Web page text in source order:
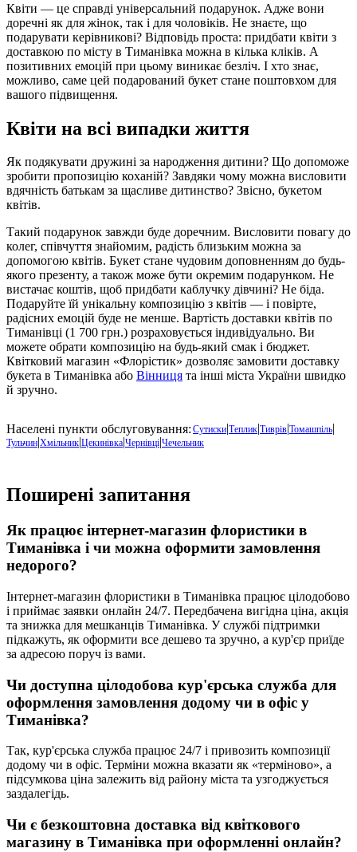
Квіти — це справді універсальний подарунок. Адже вони
доречні як для жінок, так і для чоловіків. Не знаєте, що
подарувати керівникові? Відповідь проста: придбати квіти з
доставкою по місту в Тиманівка можна в кілька кліків. А
позитивних емоцій при цьому виникає безліч. І хто знає,
можливо, саме цей подарований букет стане поштовхом для
вашого підвищення.
Квіти на всі випадки життя
Як подякувати дружині за народження дитини? Що допоможе
зробити пропозицію коханій? Завдяки чому можна висловити
вдячність батькам за щасливе дитинство? Звісно, букетом
квітів.
Такий подарунок завжди буде доречним. Висловити повагу до
колег, співчуття знайомим, радість близьким можна за
допомогою квітів. Букет стане чудовим доповненням до будь-
якого презенту, а також може бути окремим подарунком. Не
вистачає коштів, щоб придбати каблучку дівчині? Не біда.
Подаруйте їй унікальну композицію з квітів — і повірте,
радісних емоцій буде не менше. Вартість доставки квітів по
Тиманівці (1 700 грн.) розраховується індивідуально. Ви
можете обрати композицію на будь-який смак і бюджет.
Квітковий магазин «Флорістик» дозволяє замовити доставку
букета в Тиманівка або Вінниця та інші міста України швидко
й зручно.
Населені пункти обслуговування: Сутиски Теплик Тиврів Томашпіль
Тульчин Хмільник Цекинівка Чернівці Чечельник
Поширені запитання
Як працює інтернет-магазин флористики в
Тиманівка і чи можна оформити замовлення
недорого?
Інтернет-магазин флористики в Тиманівка працює цілодобово
і приймає заявки онлайн 24/7. Передбачена вигідна ціна, акція
та знижка для мешканців Тиманівка. У службі підтримки
підкажуть, як оформити все дешево та зручно, а кур'єр приїде
за адресою поруч із вами.
Чи доступна цілодобова кур'єрська служба для
оформлення замовлення додому чи в офіс у
Тиманівка?
Так, кур'єрська служба працює 24/7 і привозить композиції
додому чи в офіс. Терміни можна вказати як «терміново», а
підсумкова ціна залежить від району міста та узгоджується
заздалегідь.
Чи є безкоштовна доставка від квіткового
магазину в Тиманівка при оформленні онлайн?